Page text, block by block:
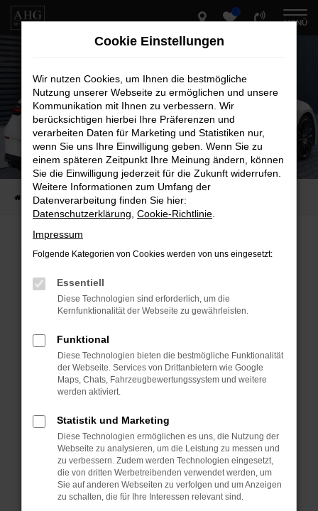
Zum
0
MENÜ
Startseite Fahrzeug-Showroom
Beim Laden ist ein Fehler aufgetreten.
Hier sind ein paar Tipps, die dir helfen können:
Internetverbindung.
Laden andere Webseiten, zum Beispiel deine
Suchmaschine?
Prüfe deine Browsererweiterungen.
das Laden bestimmter Seiten verhindern.
Funktioniert die Seite in einem anderen Browser
oder in einem privaten Fenster?
Starte dein Gerät neu.
Das kann manchmal helfen, vorübergehende
Probleme zu beheben.
Cookie Einstellungen
Wir nutzen Cookies, um Ihnen die bestmögliche
Nutzung unserer Webseite zu ermöglichen und unsere
Kommunikation mit Ihnen zu verbessern. Wir
berücksichtigen hierbei Ihre Präferenzen und
verarbeiten Daten für Marketing und Statistiken nur,
wenn Sie uns Ihre Einwilligung geben. Wenn Sie zu
einem späteren Zeitpunkt Ihre Meinung ändern, können
Sie die Einwilligung jederzeit für die Zukunft widerrufen.
Weitere Informationen zum Umfang der
Datenverarbeitung finden Sie hier:
Datenschutzerklärung Cookie-Richtlinie
Impressum
Folgende Kategorien von Cookies werden von uns eingesetzt:
Essentiell
Diese Technologien sind erforderlich, um die
Kernfunktionalität der Webseite zu gewährleisten.
Funktional
Diese Technologien bieten die bestmögliche Funktionalität
der Webseite. Services von Drittanbietern wie Google
Maps, Chats, Fahrzeugbewertungssystem und weitere
werden aktiviert.
Statistik und Marketing
Diese Technologien ermöglichen es uns, die Nutzung der
Webseite zu analysieren, um die Leistung zu messen und
zu verbessern. Zudem werden Technologien eingesetzt,
die von dritten Werbetreibenden verwendet werden, um
Sie auf anderen Webseiten zu verfolgen und um Anzeigen
zu schalten, die für Ihre Interessen relevant sind.